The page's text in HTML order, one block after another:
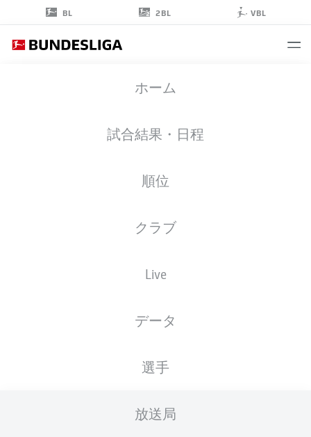
BL 2BL VBL
ホーム
試合結果・日程
順位
クラブ
Live
データ
選手
放送局
06.06.1998